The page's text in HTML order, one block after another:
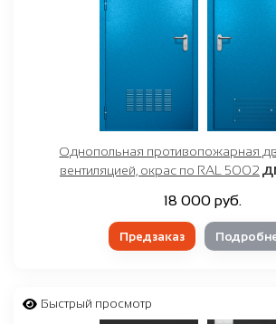
Однопольная противопожарная
вентиляцией, окрас по RAL 5002
18 000 руб.
Предзаказ
Быстрый просмотр